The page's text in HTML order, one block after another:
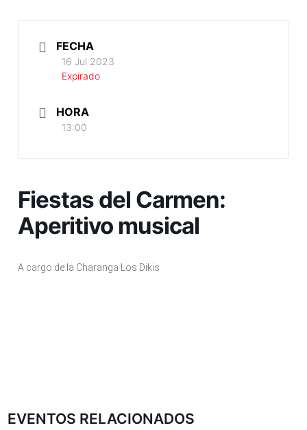
FECHA
16 Jul 2023
Expirado
HORA
13:00
Fiestas del Carmen:
Aperitivo musical
A cargo de la Charanga Los Dikis
EVENTOS RELACIONADOS